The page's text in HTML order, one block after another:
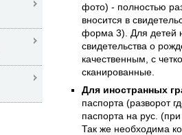
фото) - полностью
вносится в
форма 3). Для детей
свидетельства о
качественным, с
сканированные.
Для иностранных
паспорта (разворот
паспорта на рус.
Так же необходима